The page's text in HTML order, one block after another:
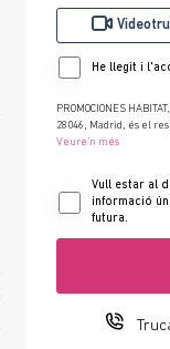
He llegit i
PROMOCIONES
28046, Madrid, és el
Veure’n més
Vull estar al
informació
futura.